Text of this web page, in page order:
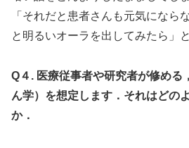
「それだと患者さんも元気になら
と明るいオーラを出してみたら」
Q４. 医療従事者や研究者が修める
ん学）を想定します．それはどの
か．